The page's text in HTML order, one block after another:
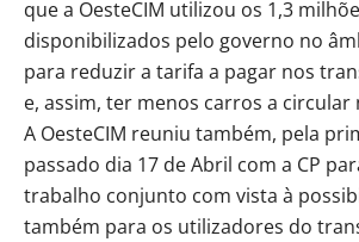
que a OesteCIM utilizou os 1,3
disponibilizados pelo governo no
para reduzir a tarifa a pagar nos
e, assim, ter menos carros a circular
A OesteCIM reuniu também, pela
passado dia 17 de Abril com a CP
trabalho conjunto com vista à
também para os utilizadores do